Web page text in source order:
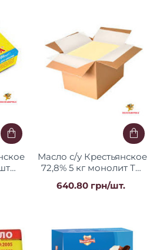
Масло с/у Крестьянское
72,8% 5 кг монолит ТМ
"Масло Полтавщины"
640.80 грн/шт.